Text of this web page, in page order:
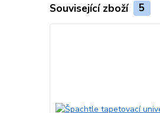
Související zboží 5